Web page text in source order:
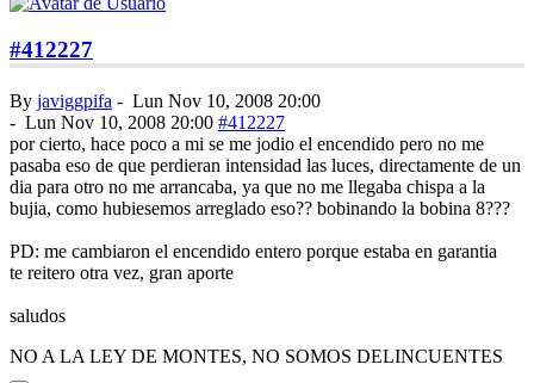
#412227
By javiggpifa - Lun Nov 10, 2008 20:00
- Lun Nov 10, 2008 20:00 #412227
por cierto, hace poco a mi se me jodio el encendido pero no me
pasaba eso de que perdieran intensidad las luces, directamente de un
dia para otro no me arrancaba, ya que no me llegaba chispa a la
bujia, como hubiesemos arreglado eso?? bobinando la bobina 8???
PD: me cambiaron el encendido entero porque estaba en garantia
te reitero otra vez, gran aporte
saludos
NO A LA LEY DE MONTES, NO SOMOS DELINCUENTES